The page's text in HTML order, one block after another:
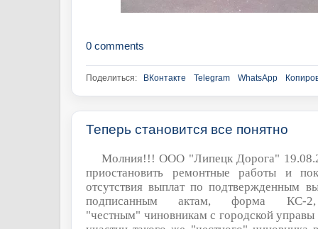
0 comments
Поделиться: ВКонтакте Telegram WhatsApp
Теперь становится все понятно
Молния!!! ООО "Липецк Дорога"
приостановить ремонтные работы и
отсутствия выплат по подтвержденным
подписанным актам, форма КС-
"честным" чиновникам с городской